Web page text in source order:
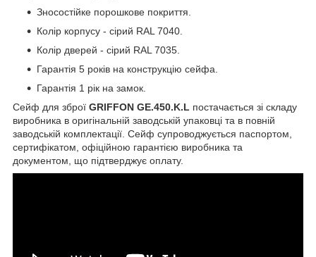
Зносостійке порошкове покриття.
Колір корпусу - сірий RAL 7040.
Колір дверей - сірий RAL 7035.
Гарантія 5 років на конструкцію сейфа.
Гарантія 1 рік на замок.
Сейф для зброї GRIFFON GE.450.K.L постачається зі складу
виробника в оригінальній заводській упаковці та в повній
заводській комплектації. Сейф супроводжується паспортом,
сертифікатом, офіційною гарантією виробника та
документом, що підтверджує оплату.